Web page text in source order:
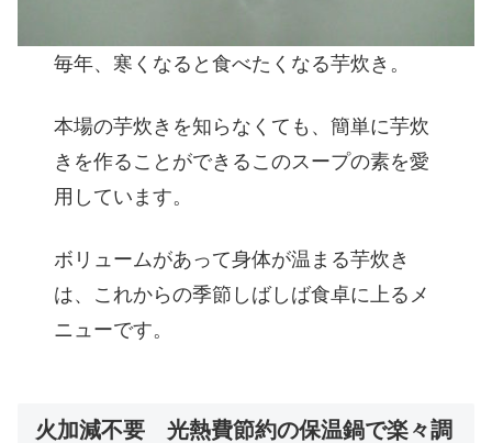
毎年、寒くなると食べたくなる芋炊き。
本場の芋炊きを知らなくても、簡単に芋炊
きを作ることができるこのスープの素を愛
用しています。
ボリュームがあって身体が温まる芋炊き
は、これからの季節しばしば食卓に上るメ
ニューです。
火加減不要 光熱費節約の保温鍋で楽々調